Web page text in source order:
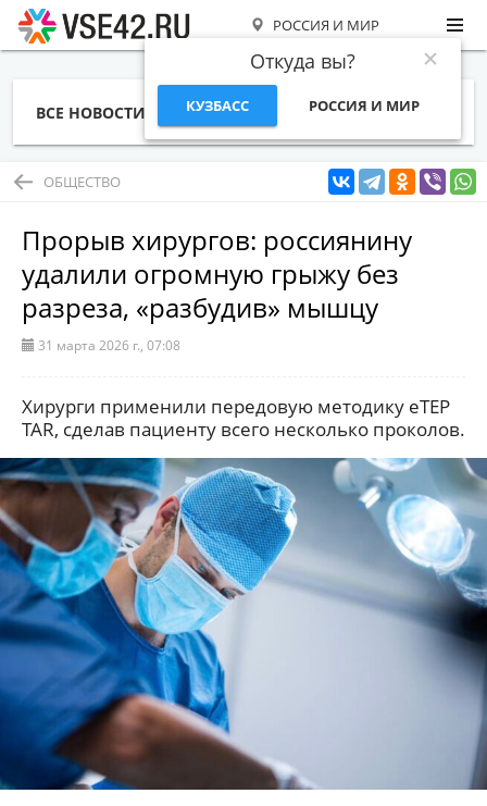
РОССИЯ И МИР
Откуда вы?
КУЗБАСС РОССИЯ И МИР
ВСЕ НОВОСТИ СТАТЬИ ТЕМЫ ФОТО
ОБЩЕСТВО
Прорыв хирургов: россиянину
удалили огромную грыжу без
разреза, «разбудив» мышцу
31 марта 2026 г., 07:08
Хирурги применили передовую методику eTEP
TAR, сделав пациенту всего несколько проколов.